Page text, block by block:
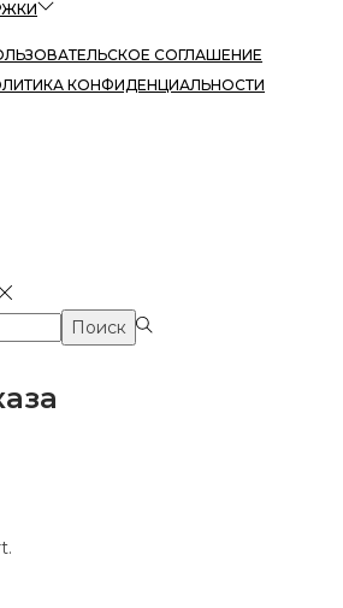
СОГЛАШЕНИЕ
КОНФИДЕНЦИАЛЬНОСТИ
Поиск